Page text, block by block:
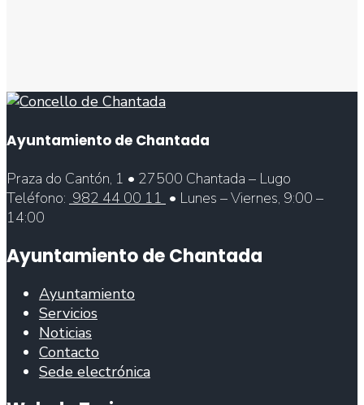
Ayuntamiento de Chantada
Praza do Cantón, 1 • 27500 Chantada – Lugo
Teléfono: 982 44 00 11 • Lunes – Viernes, 9:00 –
14:00
Ayuntamiento de Chantada
Ayuntamiento
Servicios
Noticias
Contacto
Sede electrónica